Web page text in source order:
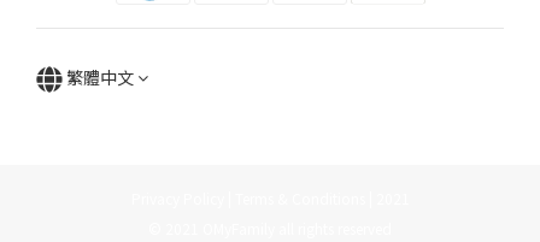
繁體中文